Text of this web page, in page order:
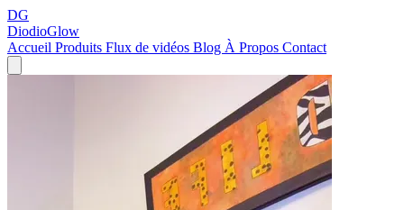
DG
DiodioGlow
Accueil Produits Flux de vidéos Blog À Propos Contact